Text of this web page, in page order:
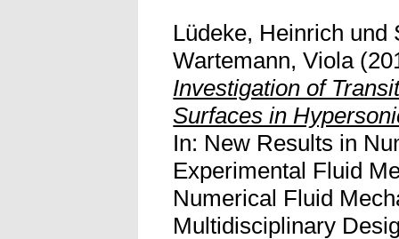
Lüdeke, Heinrich und
Wartemann, Viola
Investigation of
Surfaces in
In: New Results in
Experimental Fluid
Numerical Fluid
Multidisciplinary